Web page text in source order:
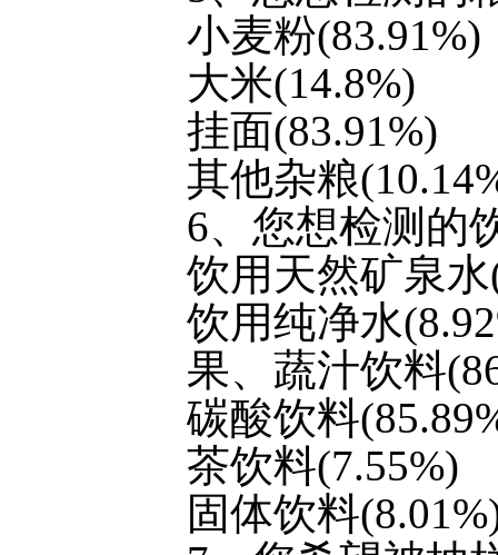
小麦粉(83.91%)
大米(14.8%)
挂面(83.91%)
其他杂粮
6、您想检测的
饮用天然矿泉
饮用纯净水
果、蔬汁饮料
碳酸饮料
茶饮料(7.55%)
固体饮料